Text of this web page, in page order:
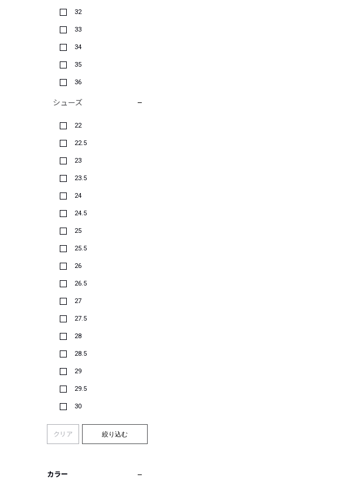
32
33
34
35
36
シューズ
22
22.5
23
23.5
24
24.5
25
25.5
26
26.5
27
27.5
28
28.5
29
29.5
30
クリア 絞り込む
カラー